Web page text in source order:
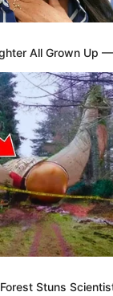
All Grown Up
Stuns